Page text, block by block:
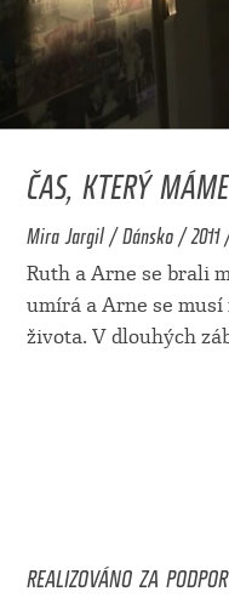
ČAS, KTERÝ MÁME
Mira Jargil / Dánsko / 2011
Ruth a Arne se brali
umírá a Arne se
života. V dlouhých
REALIZOVÁNO ZA